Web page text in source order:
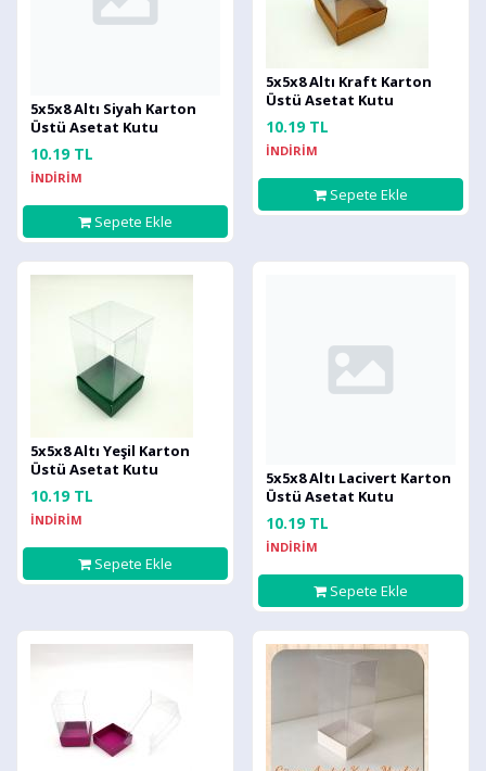
5x5x8 Altı Siyah Karton
Üstü Asetat Kutu
10.19 TL
İNDİRİM
Sepete Ekle
5x5x8 Altı Kraft Karton
Üstü Asetat Kutu
10.19 TL
İNDİRİM
Sepete Ekle
5x5x8 Altı Yeşil Karton
Üstü Asetat Kutu
10.19 TL
İNDİRİM
Sepete Ekle
5x5x8 Altı Lacivert Karton
Üstü Asetat Kutu
10.19 TL
İNDİRİM
Sepete Ekle